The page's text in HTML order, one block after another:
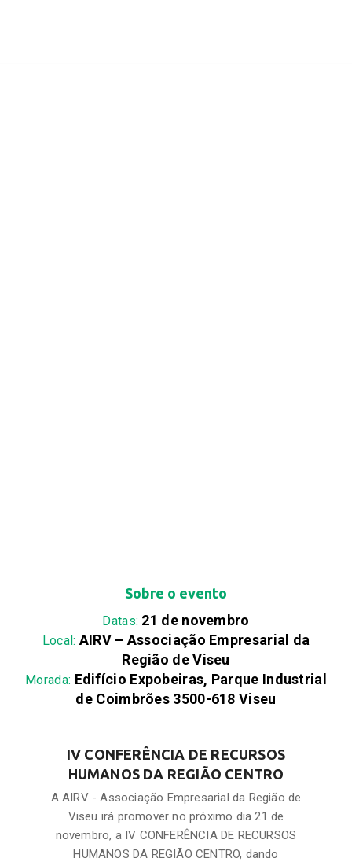
Sobre o evento
Datas: 21 de novembro
Local:AIRV – Associação Empresarial da
Região de Viseu
Morada: Edifício Expobeiras, Parque Industrial
de Coimbrões 3500-618 Viseu
IV CONFERÊNCIA DE RECURSOS
HUMANOS DA REGIÃO CENTRO
A AIRV - Associação Empresarial da Região de
Viseu irá promover no próximo dia 21 de
novembro, a IV CONFERÊNCIA DE RECURSOS
HUMANOS DA REGIÃO CENTRO, dando